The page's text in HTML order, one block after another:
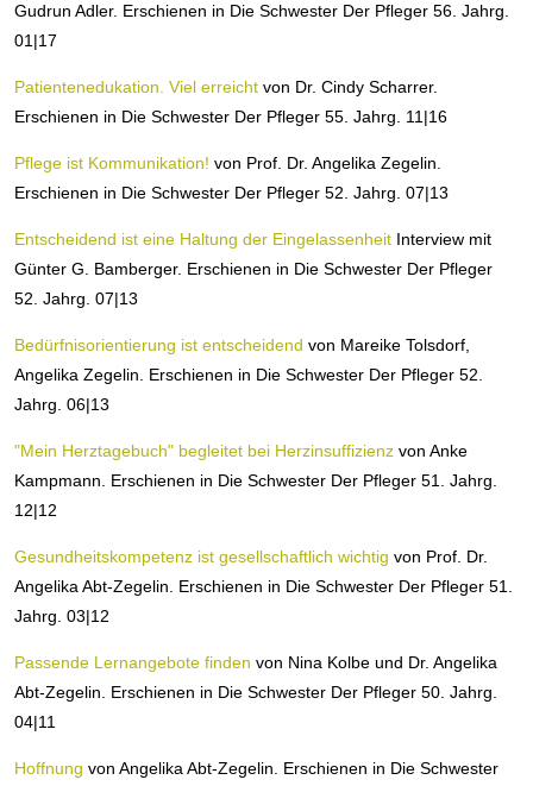
Gudrun Adler. Erschienen in Die Schwester Der Pfleger 56. Jahrg.
01|17
Patientenedukation. Viel erreicht von Dr. Cindy Scharrer.
Erschienen in Die Schwester Der Pfleger 55. Jahrg. 11|16
Pflege ist Kommunikation! von Prof. Dr. Angelika Zegelin.
Erschienen in Die Schwester Der Pfleger 52. Jahrg. 07|13
Entscheidend ist eine Haltung der Eingelassenheit Interview mit
Günter G. Bamberger. Erschienen in Die Schwester Der Pfleger
52. Jahrg. 07|13
Bedürfnisorientierung ist entscheidend von Mareike Tolsdorf,
Angelika Zegelin. Erschienen in Die Schwester Der Pfleger 52.
Jahrg. 06|13
"Mein Herztagebuch" begleitet bei Herzinsuffizienz von Anke
Kampmann. Erschienen in Die Schwester Der Pfleger 51. Jahrg.
12|12
Gesundheitskompetenz ist gesellschaftlich wichtig von Prof. Dr.
Angelika Abt-Zegelin. Erschienen in Die Schwester Der Pfleger 51.
Jahrg. 03|12
Passende Lernangebote finden von Nina Kolbe und Dr. Angelika
Abt-Zegelin. Erschienen in Die Schwester Der Pfleger 50. Jahrg.
04|11
Hoffnung von Angelika Abt-Zegelin. Erschienen in Die Schwester